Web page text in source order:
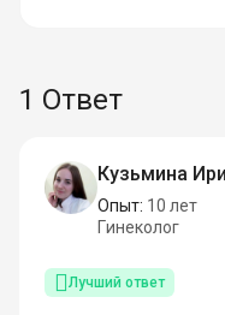
1 Ответ
Кузьмина
Опыт: 10 лет
Гинеколог
Лучший ответ